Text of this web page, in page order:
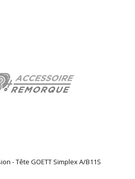
- Tête GOETT Simplex A/B11S